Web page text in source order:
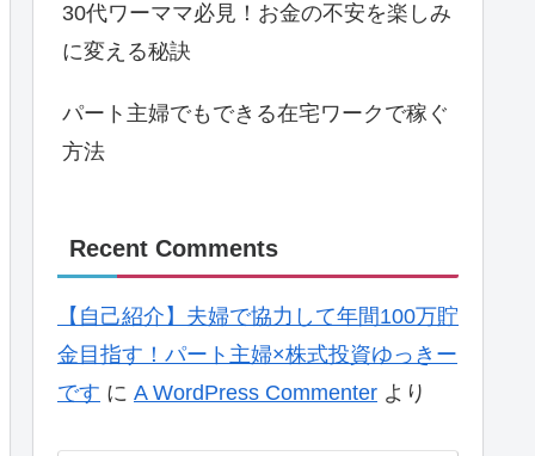
30代ワーママ必見！お金の不安を楽しみ
に変える秘訣
パート主婦でもできる在宅ワークで稼ぐ
方法
Recent Comments
【自己紹介】夫婦で協力して年間100万貯
金目指す！パート主婦×株式投資ゆっきー
です に A WordPress Commenter より